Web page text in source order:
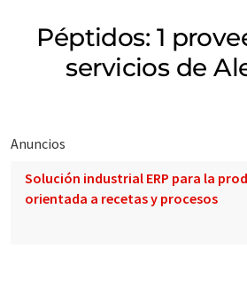
Péptidos: 1
servicios de
Anuncios
Solución industrial ERP para la
orientada a recetas y procesos